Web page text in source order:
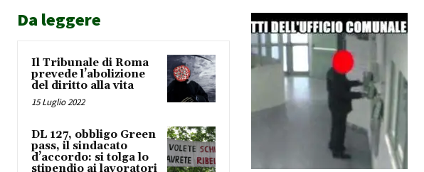
Da leggere
Il Tribunale di Roma
prevede l’abolizione
del diritto alla vita
15 Luglio 2022
DL 127, obbligo Green
pass, il sindacato
d’accordo: si tolga lo
stipendio ai lavoratori